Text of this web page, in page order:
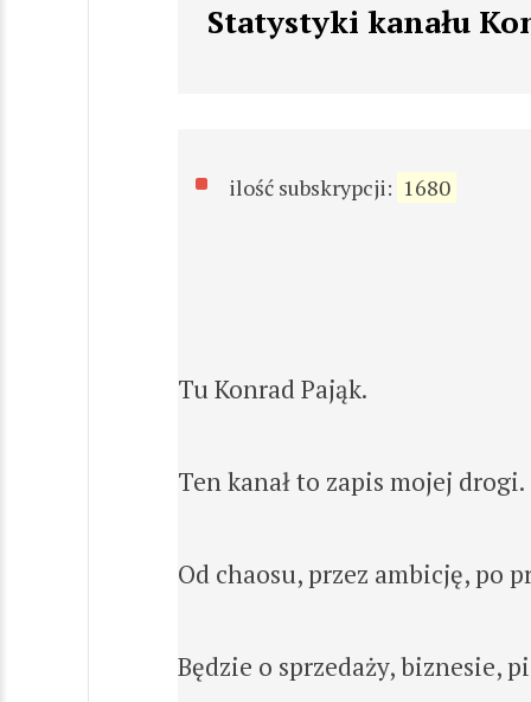
Statystyki kanału
ilość subskrypcji: 1680
Tu Konrad Pająk.
Ten kanał to zapis mojej drogi.
Od chaosu, przez ambicję, po
Będzie o sprzedaży, biznesie,